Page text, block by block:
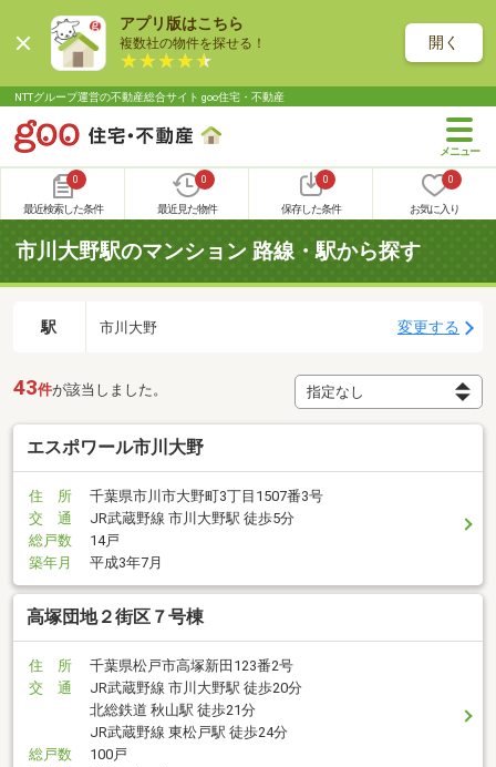
アプリ版はこちら
複数社の物件を探せる！ 開く
NTTグループ運営の不動産総合サイト goo住宅・不動産
0
最近検索した条件
0
最近見た物件
0
保存した条件
0
お気に入り
市川大野駅のマンション 路線・駅から探す
駅 市川大野 変更する
43件が該当しました。
エスポワール市川大野
住 所
千葉県市川市大野町3丁目1507番3号
交 通
JR武蔵野線 市川大野駅 徒歩5分
総戸数
14戸
築年月
平成3年7月
高塚団地２街区７号棟
住 所
千葉県松戸市高塚新田123番2号
交 通
JR武蔵野線 市川大野駅 徒歩20分
北総鉄道 秋山駅 徒歩21分
JR武蔵野線 東松戸駅 徒歩24分
総戸数
100戸